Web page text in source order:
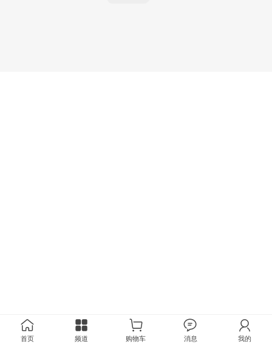
首页 频道 购物车 消息 我的